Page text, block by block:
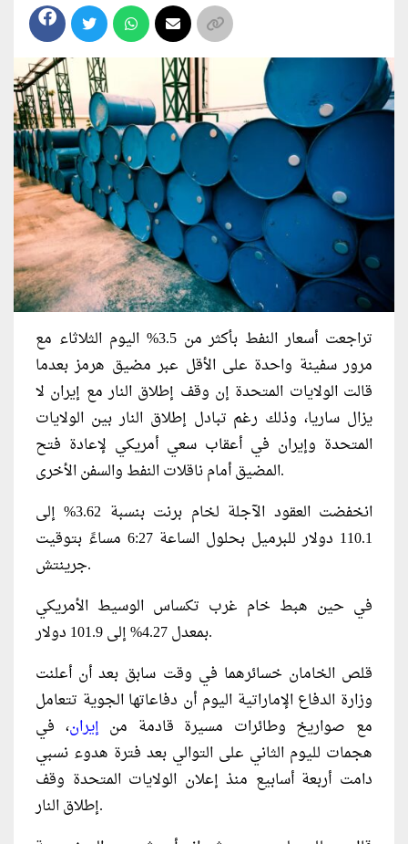
تراجعت أسعار النفط بأكثر من 3.5% اليوم الثلاثاء مع
مرور سفينة واحدة على الأقل عبر مضيق هرمز بعدما
قالت الولايات المتحدة إن وقف إطلاق النار مع إيران لا
يزال ساريا، وذلك رغم تبادل إطلاق ‌النار بين الولايات
المتحدة وإيران في أعقاب سعي أمريكي لإعادة فتح
المضيق أمام ناقلات النفط والسفن الأخرى.
انخفضت العقود الآجلة لخام برنت بنسبة 3.62% إلى
110.1 دولار للبرميل بحلول الساعة 6:27 مساءً بتوقيت
جرينتش.
في حين هبط خام غرب تكساس الوسيط الأمريكي
بمعدل 4.27% إلى 101.9 دولار.
قلص ⁠الخامان خسائرهما في وقت سابق بعد أن أعلنت
وزارة الدفاع الإماراتية اليوم أن دفاعاتها الجوية تتعامل
مع صواريخ وطائرات مسيرة قادمة من إيران، في
هجمات لليوم الثاني على التوالي بعد فترة هدوء نسبي
دامت أربعة أسابيع منذ إعلان الولايات المتحدة وقف
إطلاق النار.